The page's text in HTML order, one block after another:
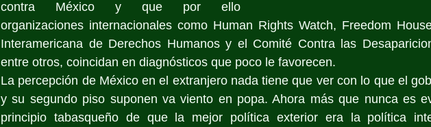
contra México y que por ello
organizaciones internacionales como Human Rights Watch, Freedom
Interamericana de Derechos Humanos y el Comité Contra las
entre otros, coincidan en diagnósticos que poco le favorecen.
La percepción de México en el extranjero nada tiene que ver con lo que el
y su segundo piso suponen va viento en popa. Ahora más que nunca es
principio tabasqueño de que la mejor política exterior era la política